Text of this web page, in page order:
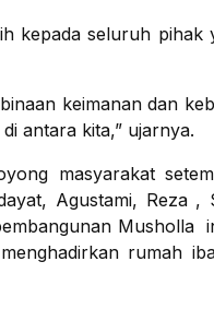
kepada seluruh pihak
keimanan dan
antara kita,” ujarnya.
masyarakat
Agustami, Reza ,
Musholla
rumah